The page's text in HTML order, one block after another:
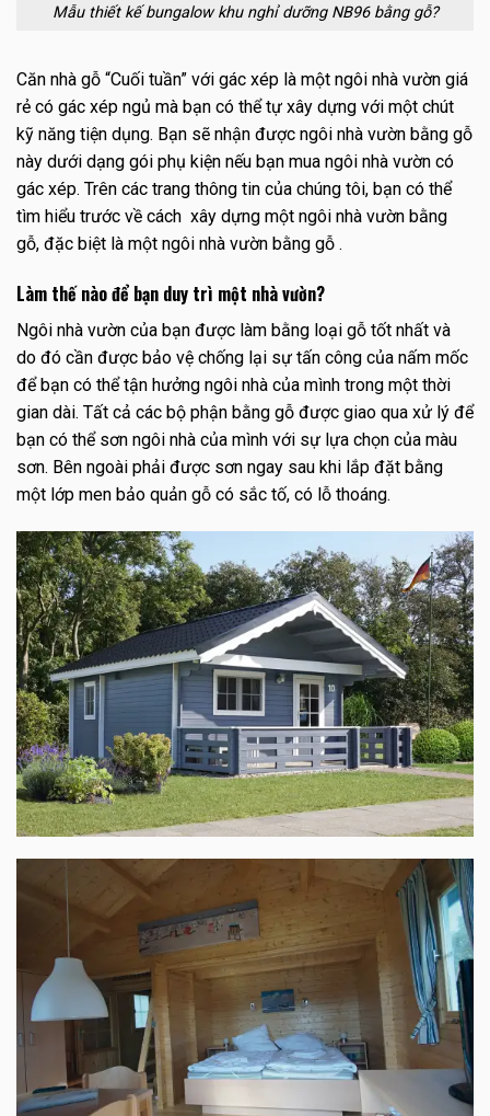
Mẫu thiết kế bungalow khu nghỉ dưỡng NB96 bằng gỗ?
Căn nhà gỗ “Cuối tuần” với gác xép là một ngôi nhà vườn giá
rẻ có gác xép ngủ mà bạn có thể tự xây dựng với một chút
kỹ năng tiện dụng. Bạn sẽ nhận được ngôi nhà vườn bằng gỗ
này dưới dạng gói phụ kiện nếu bạn mua ngôi nhà vườn có
gác xép. Trên các trang thông tin của chúng tôi, bạn có thể
tìm hiểu trước về cách xây dựng một ngôi nhà vườn bằng
gỗ, đặc biệt là một ngôi nhà vườn bằng gỗ .
Làm thế nào để bạn duy trì một nhà vườn?
Ngôi nhà vườn của bạn được làm bằng loại gỗ tốt nhất và
do đó cần được bảo vệ chống lại sự tấn công của nấm mốc
để bạn có thể tận hưởng ngôi nhà của mình trong một thời
gian dài. Tất cả các bộ phận bằng gỗ được giao qua xử lý để
bạn có thể sơn ngôi nhà của mình với sự lựa chọn của màu
sơn. Bên ngoài phải được sơn ngay sau khi lắp đặt bằng
một lớp men bảo quản gỗ có sắc tố, có lỗ thoáng.